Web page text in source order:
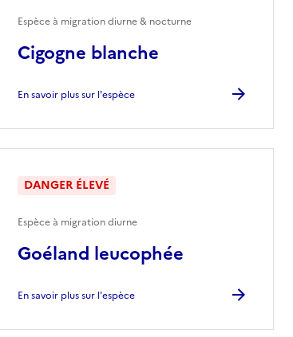
Cigogne blanche
Espèce à migration diurne & nocturne
En savoir plus sur l'espèce
Goéland leucophée
DANGER ÉLEVÉ
Espèce à migration diurne
En savoir plus sur l'espèce